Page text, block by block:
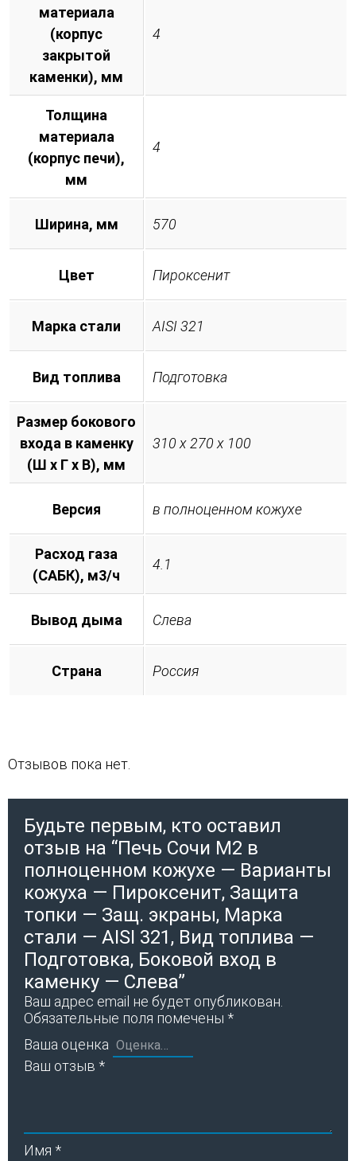
материала
(корпус
закрытой
каменки), мм
4
Толщина
материала
(корпус печи),
мм
4
Ширина, мм 570
Цвет Пироксенит
Марка стали AISI 321
Вид топлива Подготовка
Размер бокового
входа в каменку
(Ш х Г х В), мм
310 х 270 х 100
Версия в полноценном кожухе
Расход газа
(САБК), м3/ч
4.1
Вывод дыма Слева
Страна Россия
Отзывов пока нет.
Будьте первым, кто оставил
отзыв на “Печь Сочи М2 в
полноценном кожухе — Варианты
кожуха — Пироксенит, Защита
топки — Защ. экраны, Марка
стали — AISI 321, Вид топлива —
Подготовка, Боковой вход в
каменку — Слева”
Ваш адрес email не будет опубликован.
Обязательные поля помечены *
Ваша оценка
Ваш отзыв *
Имя *